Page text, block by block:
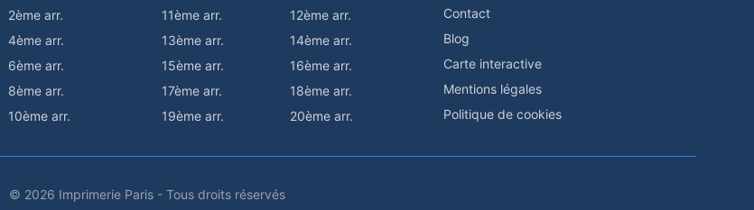
2ème arr.
4ème arr.
6ème arr.
8ème arr.
10ème arr.
11ème arr.
12ème arr.
13ème arr.
14ème arr.
15ème arr.
16ème arr.
17ème arr.
18ème arr.
19ème arr.
20ème arr.
Contact
Blog
Carte interactive
Mentions légales
Politique de cookies
© 2026 Imprimerie Paris - Tous droits réservés